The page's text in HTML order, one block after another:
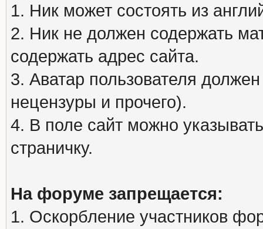
1. Ник может состоять из
2. Ник не должен содержать
содержать адрес сайта.
3. Аватар пользователя
нецензуры и прочего).
4. В поле сайт можно
страничку.
На форуме запрещается:
1. Оскорбление участников